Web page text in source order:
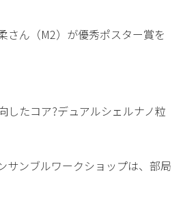
さん（M2）が優秀ポスター賞を
したコア?デュアルシェルナノ粒
サンブルワークショップは、部局